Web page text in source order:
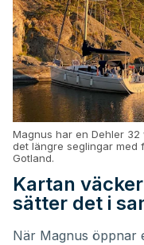
Magnus har en Dehler
det längre seglingar med
Gotland.
Kartan
sätter det i
När Magnus öppnar